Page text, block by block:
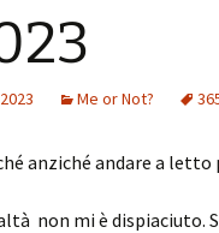
Me or Not?
anziché andare a
non mi è dispiaciuto.